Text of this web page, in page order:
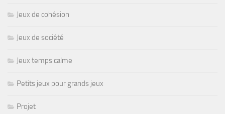
Jeux de cohésion
Jeux de société
Jeux temps calme
Petits jeux pour grands jeux
Projet